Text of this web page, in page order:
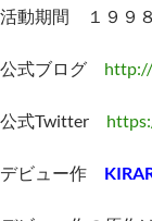
活動期間 １９９
公式ブログ
公式Twitter
デビュー作